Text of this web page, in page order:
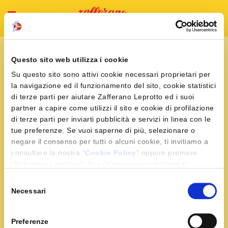
Questo sito web utilizza i cookie
Su questo sito sono attivi cookie necessari proprietari per
la navigazione ed il funzionamento del sito, cookie statistici
di terze parti per aiutare Zafferano Leprotto ed i suoi
partner a capire come utilizzi il sito e cookie di profilazione
di terze parti per inviarti pubblicità e servizi in linea con le
tue preferenze. Se vuoi saperne di più, selezionare o
negare il consenso per tutti o alcuni cookie, ti invitiamo a
consultare la nostra "Cookie Policy" oppure premere
delNecessari
Preferenze
Home
Baguette
farcite
Prova queste
baguette farcite
con lo Zafferano
baffi...Preparale in
queste 3 varianti